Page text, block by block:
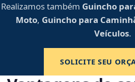
Realizamos também Guincho
Moto, Guincho para
Veículos.
SOLICITE SEU